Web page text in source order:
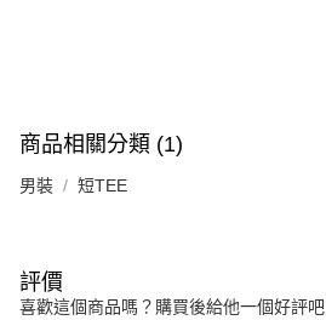
商品相關分類 (1)
男裝 短TEE
評價
喜歡這個商品嗎？購買後給他一個好評吧